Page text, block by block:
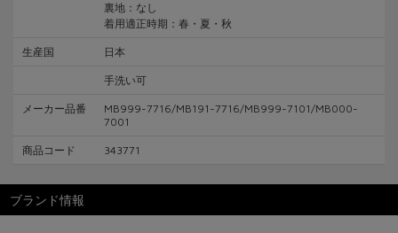
裏地：なし
着用適正時期：春・夏・秋
生産国 日本
手洗い可
メーカー品番
MB999-7716/MB191-7716/MB999-7101/MB000-
7001
商品コード 343771
ブランド情報